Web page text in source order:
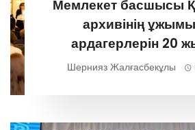
Мемлекет басшысы
архивінің
ардагерлерін 20
мерейтоймен
Шернияз Жалғасбекұлы